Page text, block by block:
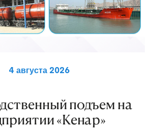
4 августа 2026
подъем на
«Кенар»